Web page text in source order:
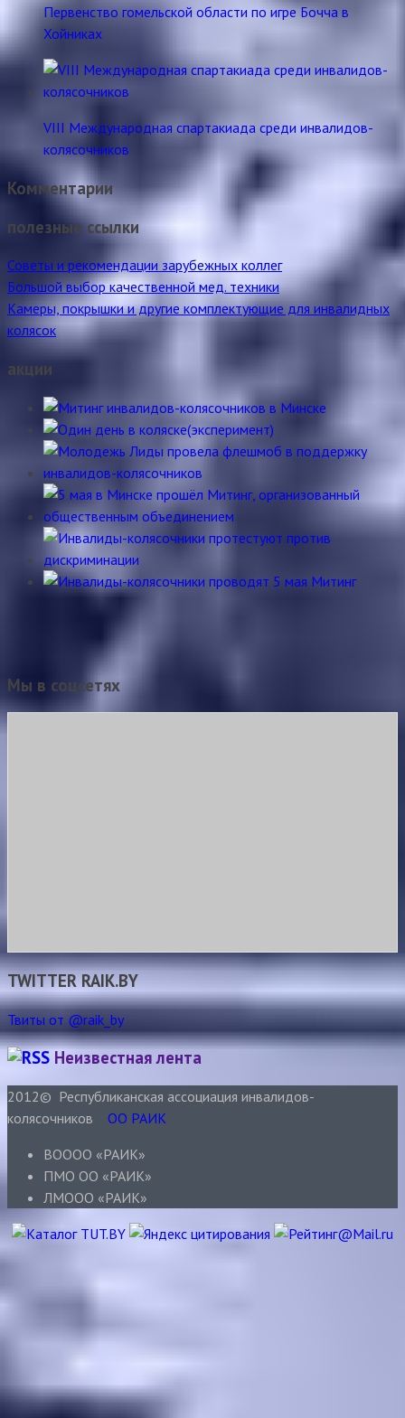
Первенство гомельской области по игре Бочча в
Хойниках
VIII Международная спартакиада среди инвалидов-
колясочников
Комментарии
полезные ссылки
Советы и рекомендации зарубежных коллег
Большой выбор качественной мед. техники
Камеры, покрышки и другие комплектующие для инвалидных
колясок
акции
Мы в соцсетях
TWITTER RAIK.BY
Твиты от @raik_by
Неизвестная лента
2012© Республиканская ассоциация инвалидов-
колясочников ОО РАИК
ВОООО «РАИК»
ПМО ОО «РАИК»
ЛМООО «РАИК»